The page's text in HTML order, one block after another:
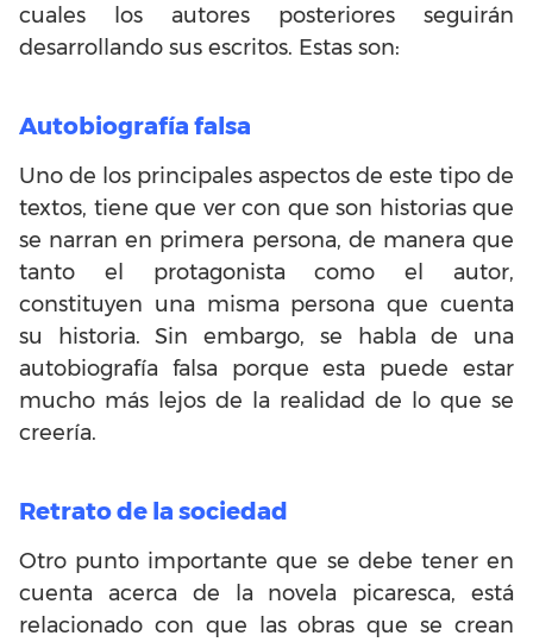
cuales los autores posteriores seguirán
desarrollando sus escritos. Estas son:
Autobiografía falsa
Uno de los principales aspectos de este tipo de
textos, tiene que ver con que son historias que
se narran en primera persona, de manera que
tanto el protagonista como el autor,
constituyen una misma persona que cuenta
su historia. Sin embargo, se habla de una
autobiografía falsa porque esta puede estar
mucho más lejos de la realidad de lo que se
creería.
Retrato de la sociedad
Otro punto importante que se debe tener en
cuenta acerca de la novela picaresca, está
relacionado con que las obras que se crean